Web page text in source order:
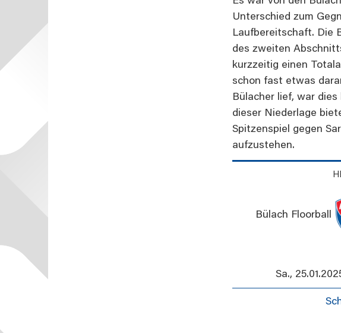
Unterschied zum
Laufbereitschaft. Die
des zweiten
kurzzeitig einen
schon fast etwas
Bülacher lief, war
dieser Niederlage
Spitzenspiel gegen
aufzustehen.
Bülach Floorball
Sa.,